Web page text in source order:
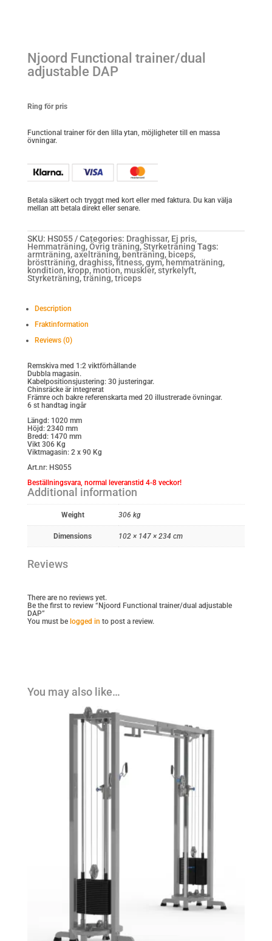
Njoord Functional trainer/dual
adjustable DAP
Ring för pris
Functional trainer för den lilla ytan, möjligheter till en massa
övningar.
Betala säkert och tryggt med kort eller med faktura. Du kan välja
mellan att betala direkt eller senare.
SKU: HS055 Categories: Draghissar, Ej pris,
Hemmaträning,Övrig träning,Styrketräning Tags:
armträning,axelträning, benträning, biceps,
bröstträning,draghiss,fitness,gym,hemmaträning,
kondition, kropp,motion, muskler,styrkelyft,
Styrketräning,träning,triceps
Description
Fraktinformation
Reviews (0)
Remskiva med 1:2 viktförhållande
Dubbla magasin.
Kabelpositionsjustering: 30 justeringar.
Chinsräcke är integrerat
Främre och bakre referenskarta med 20 illustrerade övningar.
6 st handtag ingår
Längd: 1020 mm
Höjd: 2340 mm
Bredd: 1470 mm
Vikt 306 Kg
Viktmagasin: 2 x 90 Kg
Art.nr: HS055
Beställningsvara, normal leveranstid 4-8 veckor!
Additional information
Weight 306 kg
Dimensions 102 × 147 × 234 cm
Reviews
There are no reviews yet.
Be the first to review “Njoord Functional trainer/dual adjustable
DAP”
You must be logged in to post a review.
You may also like…